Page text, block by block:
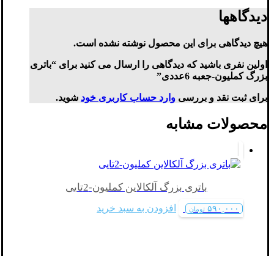
دیدگاهها
هیچ دیدگاهی برای این محصول نوشته نشده است.
اولین نفری باشید که دیدگاهی را ارسال می کنید برای “باتری
بزرگ کملیون-جعبه 6عددی”
برای ثبت نقد و بررسی وارد حساب کاربری خود شوید.
محصولات مشابه
باتری بزرگ آلکالاین کملیون-2تایی
۵۹۰,۰۰۰ تومان افزودن به سبد خرید